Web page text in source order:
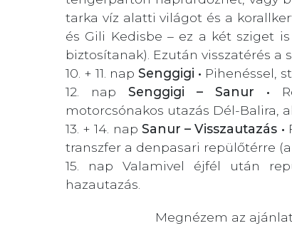
tarka víz alatti világot és a
és Gili Kedisbe – ez a két sziget
biztosítanak). Ezután visszatérés a
10. + 11. nap Senggigi • Pihenéssel,
12. nap
Senggigi – Sanur •
motorcsónakos utazás Dél-Balira,
13. + 14. nap Sanur – Visszautazás •
transzfer a denpasari repülőtérre
15. nap Valamivel éjfél után
hazautazás.
Megnézem az